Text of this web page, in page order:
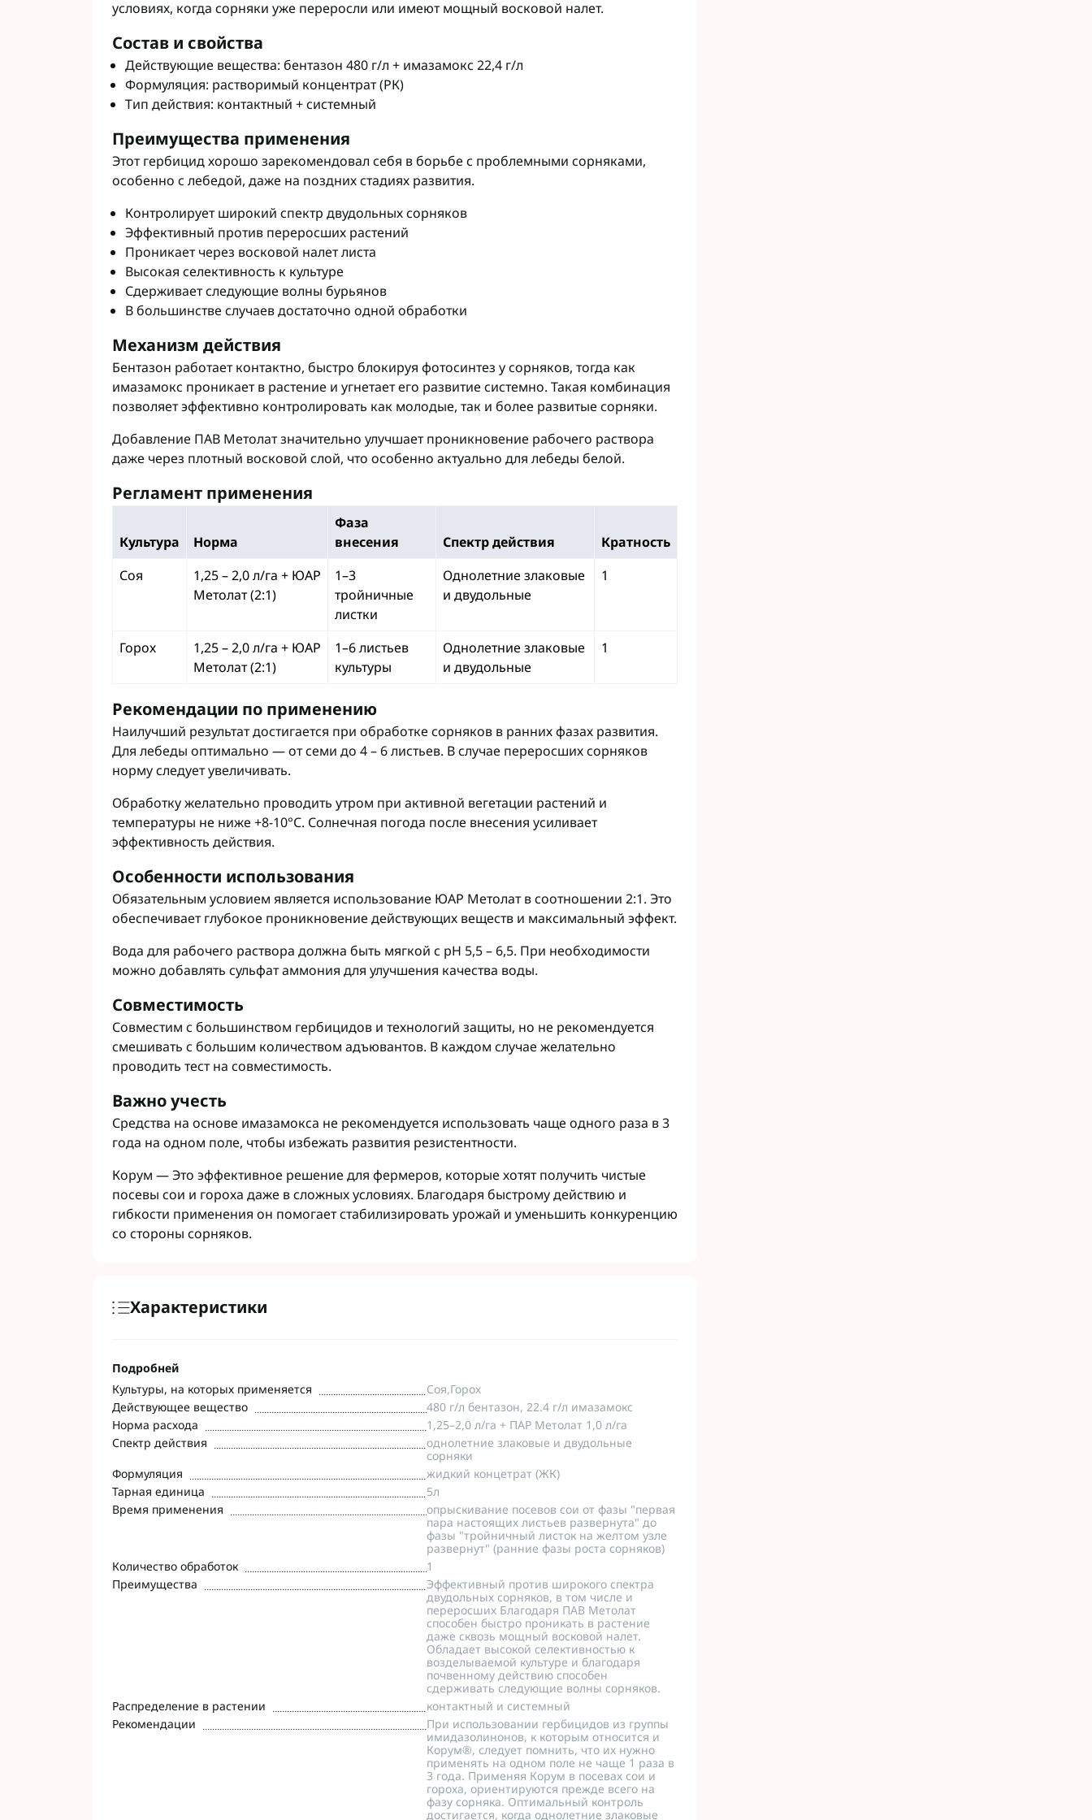
Фунгициды АХТ
Фунгициды Пест ЮА
Фунгициды Укравит
Фунгициды Химагромаркетинг
Фунгициды BASF
Фунгициды BAYER
Фунгициды FMC
Фунгициды Syngenta
Микроудобрения StimOrganic
Микроудобрения Плантонит
условиях, когда сорняки уже переросли или имеют мощный восковой налет.
Состав и свойства
Действующие вещества: бентазон 480 г/л + имазамокс 22,4 г/л
Формуляция: растворимый концентрат (РК)
Тип действия: контактный + системный
Преимущества применения
Этот гербицид хорошо зарекомендовал себя в борьбе с проблемными сорняками,
особенно с лебедой, даже на поздних стадиях развития.
Контролирует широкий спектр двудольных сорняков
Эффективный против переросших растений
Проникает через восковой налет листа
Высокая селективность к культуре
Сдерживает следующие волны бурьянов
В большинстве случаев достаточно одной обработки
Механизм действия
Бентазон работает контактно, быстро блокируя фотосинтез у сорняков, тогда как
имазамокс проникает в растение и угнетает его развитие системно. Такая комбинация
позволяет эффективно контролировать как молодые, так и более развитые сорняки.
Добавление ПАВ Метолат значительно улучшает проникновение рабочего раствора
даже через плотный восковой слой, что особенно актуально для лебеды белой.
Регламент применения
Культура Норма
Фаза
внесения
Спектр действия
Кратность
Соя
1,25 – 2,0 л/га + ЮАР
Метолат (2:1)
1–3
тройничные
листки
Однолетние злаковые
и двудольные
1
Горох
1,25 – 2,0 л/га + ЮАР
Метолат (2:1)
1–6 листьев
культуры
Однолетние злаковые
и двудольные
1
Рекомендации по применению
Наилучший результат достигается при обработке сорняков в ранних фазах развития.
Для лебеды оптимально — от семи до 4 – 6 листьев. В случае переросших сорняков
норму следует увеличивать.
Обработку желательно проводить утром при активной вегетации растений и
температуры не ниже +8-10°C. Солнечная погода после внесения усиливает
эффективность действия.
Особенности использования
Обязательным условием является использование ЮАР Метолат в соотношении 2:1. Это
обеспечивает глубокое проникновение действующих веществ и максимальный эффект.
Вода для рабочего раствора должна быть мягкой с pH 5,5 – 6,5. При необходимости
можно добавлять сульфат аммония для улучшения качества воды.
Совместимость
Совместим с большинством гербицидов и технологий защиты, но не рекомендуется
смешивать с большим количеством адъювантов. В каждом случае желательно
проводить тест на совместимость.
Важно учесть
Средства на основе имазамокса не рекомендуется использовать чаще одного раза в 3
года на одном поле, чтобы избежать развития резистентности.
Корум — Это эффективное решение для фермеров, которые хотят получить чистые
посевы сои и гороха даже в сложных условиях. Благодаря быстрому действию и
гибкости применения он помогает стабилизировать урожай и уменьшить конкуренцию
со стороны сорняков.
Характеристики
Подробней
Культуры, на которых применяется
Соя,Горох
Действующее вещество
480 г/л бентазон, 22.4 г/л имазамокс
Норма расхода
1,25–2,0 л/га + ПАР Метолат 1,0 л/га
Спектр действия
однолетние злаковые и двудольные
сорняки
Формуляция
жидкий концетрат (ЖК)
Тарная единица
5л
Время применения
опрыскивание посевов сои от фазы "первая
пара настоящих листьев развернута" до
фазы "тройничный листок на желтом узле
развернут" (ранние фазы роста сорняков)
Количество обработок
1
Преимущества
Эффективный против широкого спектра
двудольных сорняков, в том числе и
переросших Благодаря ПАВ Метолат
способен быстро проникать в растение
даже сквозь мощный восковой налет.
Обладает высокой селективностью к
возделываемой культуре и благодаря
почвенному действию способен
сдерживать следующие волны сорняков.
Распределение в растении
контактный и системный
Рекомендации
При использовании гербицидов из группы
имидазолинонов, к которым относится и
Корум®, следует помнить, что их нужно
применять на одном поле не чаще 1 раза в
3 года. Применяя Корум в посевах сои и
гороха, ориентируются прежде всего на
фазу сорняка. Оптимальный контроль
достигается, когда однолетние злаковые